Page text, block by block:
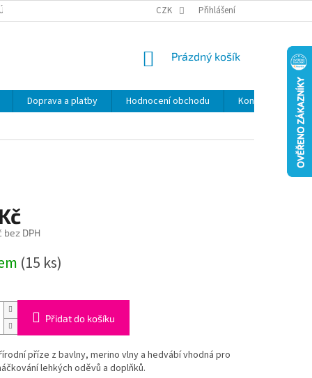
CZK Přihlášení
NÁKUPNÍ
Prázdný košík
Doprava a platby Hodnocení obchodu Kontakty
bez DPH
(15 ks)
Přidat do košíku
příze z bavlny, merino vlny a hedvábí vhodná pro
lehkých oděvů a doplňků.